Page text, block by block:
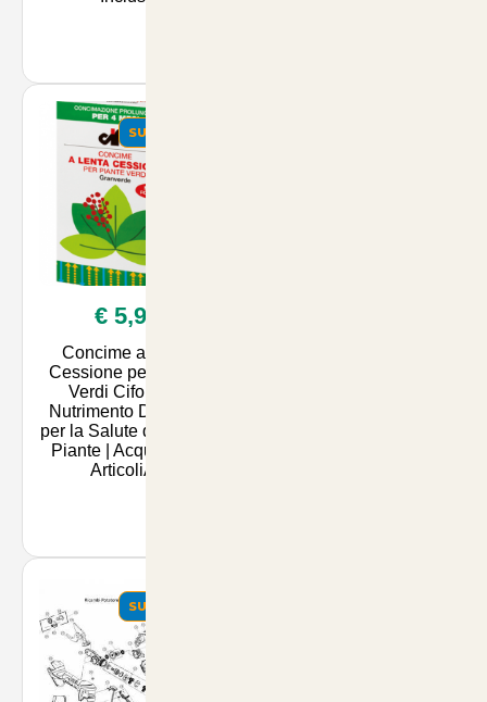
SUMMER
€ 5,90
Concime a Lenta
Cessione per Piante
Verdi Cifo 1kg -
Nutrimento Duraturo
per la Salute delle Tue
Piante | Acquista su
ArticoliAn
SUMMER